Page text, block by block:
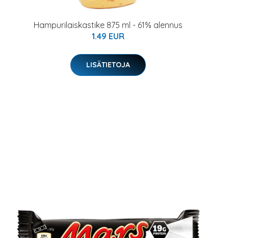
Hampurilaiskastike 875 ml - 61% alennus
1.49 EUR
LISÄTIETOJA